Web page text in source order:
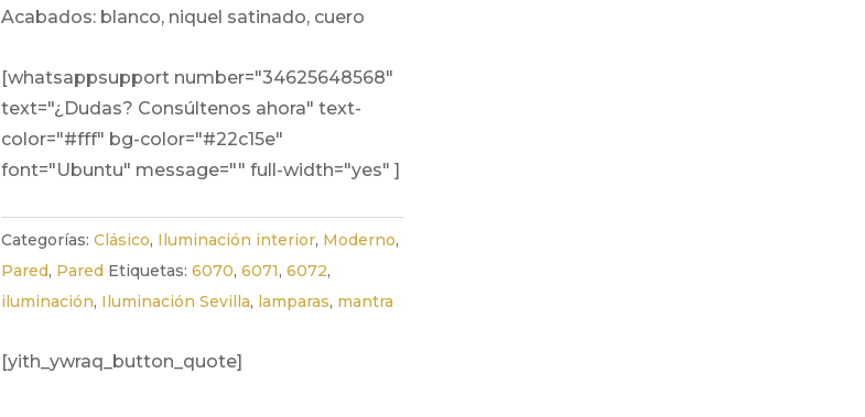
acabados: blanco, niquel satinado, cuero
[whatsappsupport number="34625648568"
text="¿Dudas? Consúltenos ahora" text-
color="#fff" bg-color="#22c15e"
font="Ubuntu" message="" full-width="yes" ]
Categorías: Clásico, Iluminación interior, Moderno,
Pared, Pared Etiquetas: 6070, 6071, 6072,
iluminación, Iluminación Sevilla, lamparas, mantra
[yith_ywraq_button_quote]